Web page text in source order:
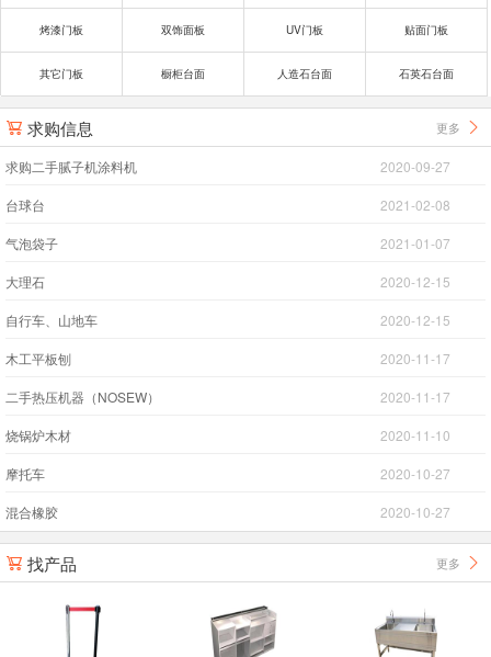
烤漆门板 双饰面板 UV门板 贴面门板
其它门板 橱柜台面 人造石台面 石英石台面
 求购信息 更多 
求购二手腻子机涂料机 2020-09-27
台球台 2021-02-08
气泡袋子 2021-01-07
大理石 2020-12-15
自行车、山地车 2020-12-15
木工平板刨 2020-11-17
二手热压机器（NOSEW） 2020-11-17
烧锅炉木材 2020-11-10
摩托车 2020-10-27
混合橡胶 2020-10-27
 找产品 更多 